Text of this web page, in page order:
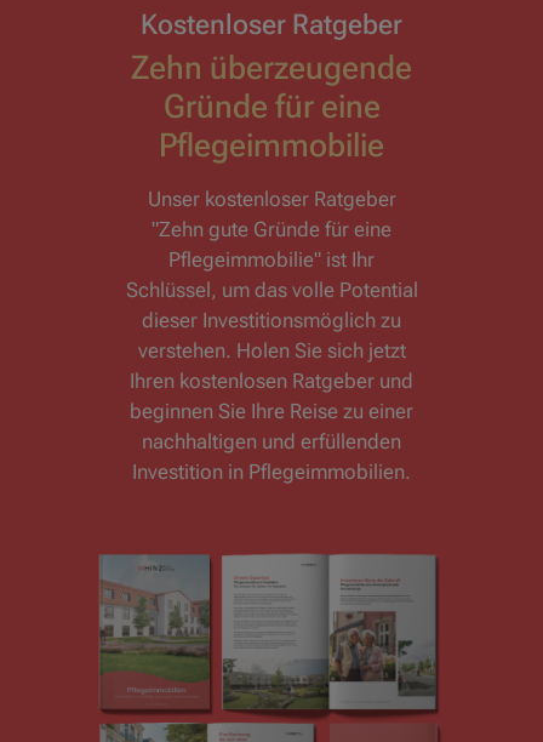
Kostenloser Ratgeber
Zehn überzeugende
Gründe für eine
Pflegeimmobilie
Unser kostenloser Ratgeber
"Zehn gute Gründe für eine
Pflegeimmobilie" ist Ihr
Schlüssel, um das volle Potential
dieser Investitionsmöglich zu
verstehen. Holen Sie sich jetzt
Ihren kostenlosen Ratgeber und
beginnen Sie Ihre Reise zu einer
nachhaltigen und erfüllenden
Investition in Pflegeimmobilien.